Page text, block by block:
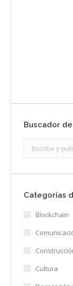
Buscador
Categorías
Blockchain
Cultura